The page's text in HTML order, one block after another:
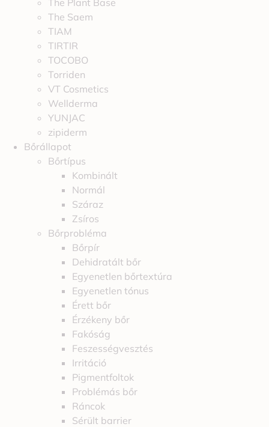
The Plant Base
The Saem
TIAM
TIRTIR
TOCOBO
Torriden
VT Cosmetics
Wellderma
YUNJAC
zipiderm
Bőrállapot
Bőrtípus
Kombinált
Normál
Száraz
Zsíros
Bőrprobléma
Bőrpír
Dehidratált bőr
Egyenetlen bőrtextúra
Egyenetlen tónus
Érett bőr
Érzékeny bőr
Fakóság
Feszességvesztés
Irritáció
Pigmentfoltok
Problémás bőr
Ráncok
Sérült barrier